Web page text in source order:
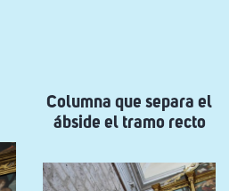
Columna que separa el
ábside el tramo recto